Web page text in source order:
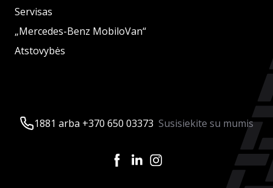
Servisas
„Mercedes-Benz MobiloVan“
Atstovybės
1881 arba +370 650 03373 Susisiekite su mumis